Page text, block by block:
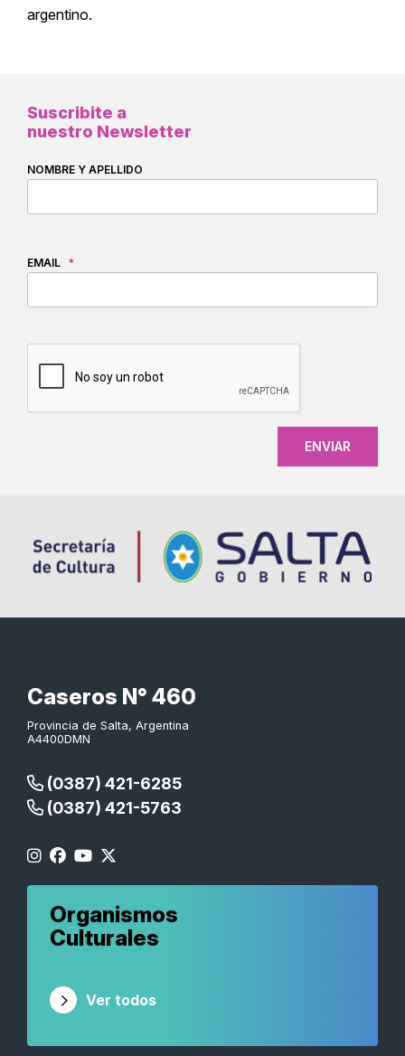
argentino.
Suscribite a
nuestro Newsletter
NOMBRE Y APELLIDO
EMAIL *
CAPTCHA
Caseros N° 460
Provincia de Salta, Argentina
A4400DMN
(0387) 421-6285
(0387) 421-5763
Organismos
Culturales
Ver todos